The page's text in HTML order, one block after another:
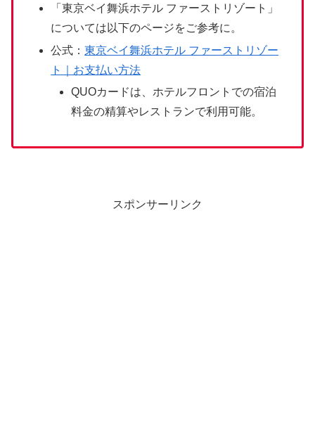
「東京ベイ舞浜ホテル ファーストリゾート」
については以下のページをご参考に。
公式：東京ベイ舞浜ホテル ファーストリゾー
ト｜お支払い方法
QUOカードは、ホテルフロントでの宿泊
料金の精算やレストランで利用可能。
スポンサーリンク